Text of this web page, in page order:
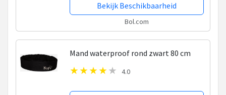
Bekijk Beschikbaarheid
Bol.com
Mand waterproof rond zwart 80 cm
4.0